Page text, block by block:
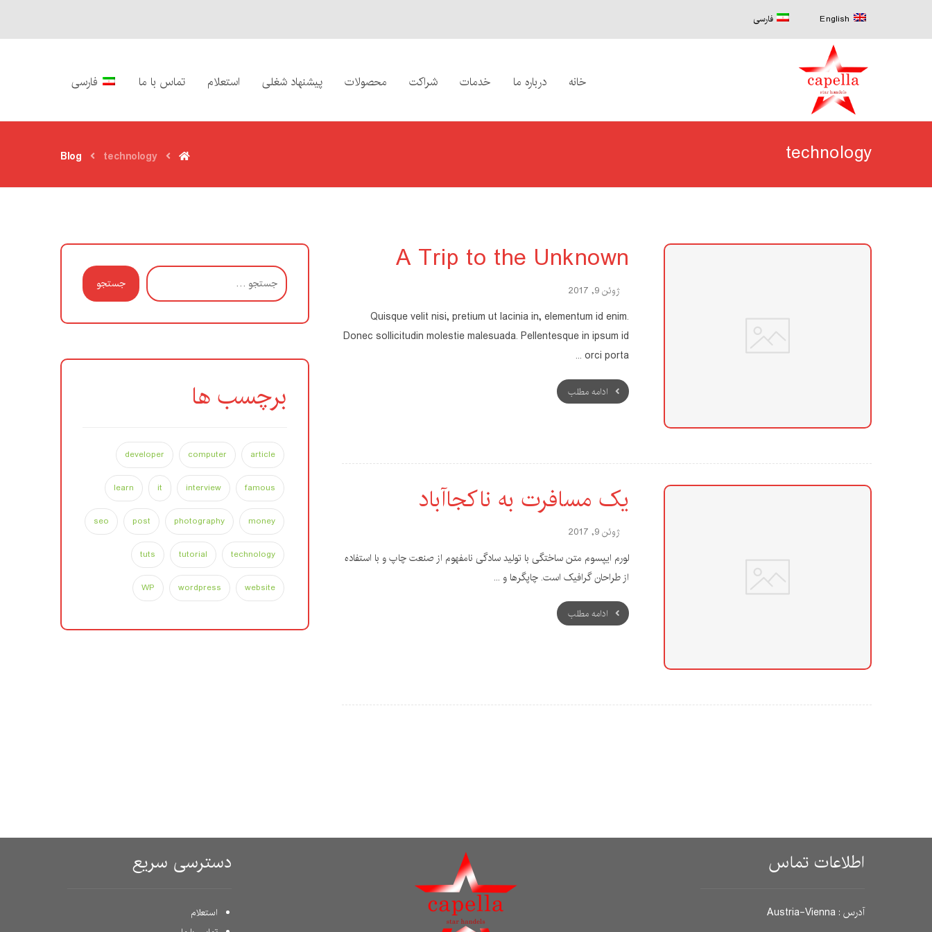
English فارسی
خانه درباره ما خدمات شراکت محصولات پیشنهاد شغلی استعلام تماس با ما فارسی
technology
Blog technology
A Trip to the Unknown
ژوئن 9, 2017
Quisque velit nisi, pretium ut lacinia in, elementum id enim.
Donec sollicitudin molestie malesuada. Pellentesque in ipsum id
orci porta ...
ادامه مطلب
یک مسافرت به ناکجاآباد
ژوئن 9, 2017
لورم ایپسوم متن ساختگی با تولید سادگی نامفهوم از صنعت چاپ و با استفاده
از طراحان گرافیک است. چاپگرها و ...
ادامه مطلب
جستجو
برچسب ها
article
computer
developer
famous
interview
it
learn
money
photography
post
seo
technology
tutorial
tuts
website
wordpress
WP
اطلاعات تماس
آدرس : Austria-Vienna
دسترسی سریع
استعلام